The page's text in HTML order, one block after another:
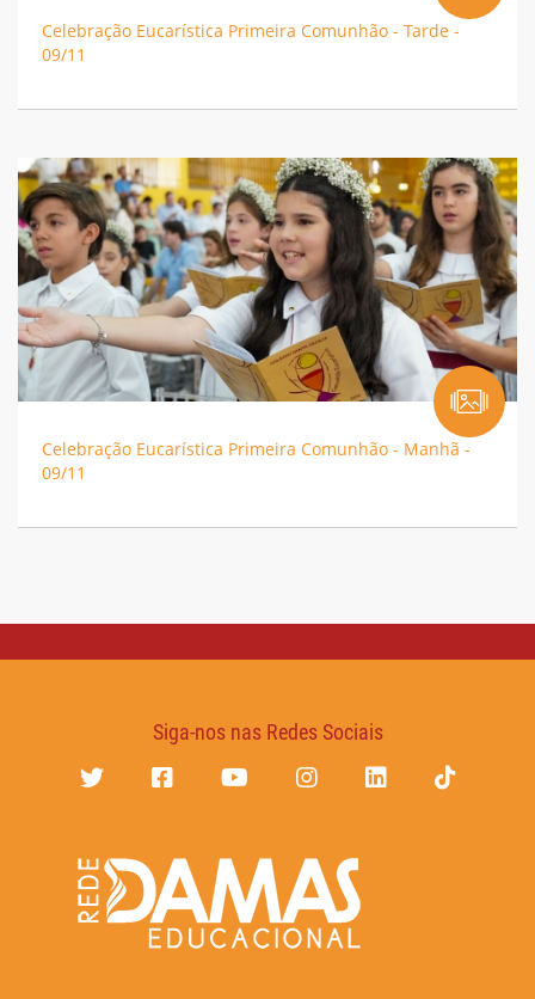
Celebração Eucarística Primeira Comunhão - Tarde -
09/11
Celebração Eucarística Primeira Comunhão - Manhã -
09/11
Siga-nos nas Redes Sociais